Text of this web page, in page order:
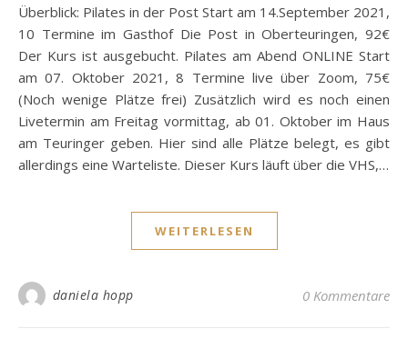
Überblick: Pilates in der Post Start am 14.September 2021,
10 Termine im Gasthof Die Post in Oberteuringen, 92€
Der Kurs ist ausgebucht. Pilates am Abend ONLINE Start
am 07. Oktober 2021, 8 Termine live über Zoom, 75€
(Noch wenige Plätze frei) Zusätzlich wird es noch einen
Livetermin am Freitag vormittag, ab 01. Oktober im Haus
am Teuringer geben. Hier sind alle Plätze belegt, es gibt
allerdings eine Warteliste. Dieser Kurs läuft über die VHS,…
WEITERLESEN
daniela hopp 0 Kommentare